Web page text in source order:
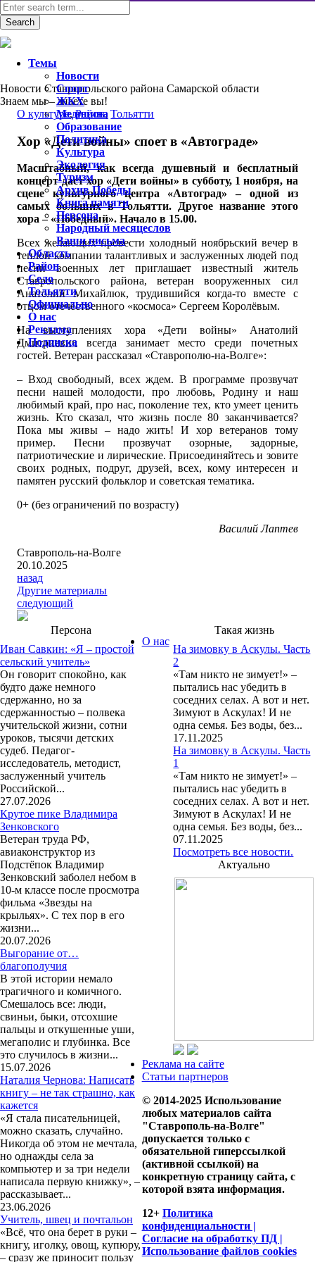
Новости Ставропольского района Самарской области
Знаем мы – знаете вы!
О культуре,Район,Тольятти
Хор «Дети войны» споет в «Автограде»
Масштабный, как всегда душевный и бесплатный
концерт даст хор «Дети войны» в субботу, 1 ноября, на
сцене культурного центра «Автоград» – одной из
самых больших в Тольятти. Другое название этого
хора – «Победный». Начало в 15.00.
Всех желающих провести холодный ноябрьский вечер в
теплой компании талантливых и заслуженных людей под
песни военных лет приглашает известный житель
Ставропольского района, ветеран вооруженных сил
Анатолий Михайлюк, трудившийся когда-то вместе с
отцом отечественного «космоса» Сергеем Королёвым.
На выступлениях хора «Дети войны» Анатолий
Дмитриевич всегда занимает место среди почетных
гостей. Ветеран рассказал «Ставрополю-на-Волге»:
– Вход свободный, всех ждем. В программе прозвучат
песни нашей молодости, про любовь, Родину и наш
любимый край, про нас, поколение тех, кто умеет ценить
жизнь. Кто сказал, что жизнь после 80 заканчивается?
Пока мы живы – надо жить! И хор ветеранов тому
пример. Песни прозвучат озорные, задорные,
патриотические и лирические. Присоединяйтесь и зовите
своих родных, подруг, друзей, всех, кому интересен и
памятен русский фольклор и советская тематика.
0+ (без ограничений по возрасту)
Василий Лаптев
Ставрополь-на-Волге
20.10.2025
назад
Другие материалы
следующий
Персона
Иван Савкин: «Я – простой
сельский учитель»
Он говорит спокойно, как
будто даже немного
сдержанно, но за
сдержанностью – полвека
учительской жизни, сотни
уроков, тысячи детских
судеб. Педагог-
исследователь, методист,
заслуженный учитель
Российской...
27.07.2026
Крутое пике Владимира
Зенковского
Ветеран труда РФ,
авиаконструктор из
Подстёпок Владимир
Зенковский заболел небом в
10-м классе после просмотра
фильма «Звезды на
крыльях». С тех пор в его
жизни...
20.07.2026
Выгорание от…
благополучия
В этой истории немало
трагичного и комичного.
Смешалось все: люди,
свиньи, быки, отсохшие
пальцы и откушенные уши,
мегаполис и глубинка. Все
это случилось в жизни...
15.07.2026
Наталия Чернова: Написать
книгу – не так страшно, как
кажется
«Я стала писательницей,
можно сказать, случайно.
Никогда об этом не мечтала,
но однажды села за
компьютер и за три недели
написала первую книжку», –
рассказывает...
23.06.2026
Учитель, швец и почтальон
«Всё, что она берет в руки –
книгу, иголку, овощ, купюру,
– сразу же приносит пользу
Такая жизнь
На зимовку в Аскулы. Часть
2
«Там никто не зимует!» –
пытались нас убедить в
соседних селах. А вот и нет.
Зимуют в Аскулах! И не
одна семья. Без воды, без...
17.11.2025
На зимовку в Аскулы. Часть
1
«Там никто не зимует!» –
пытались нас убедить в
соседних селах. А вот и нет.
Зимуют в Аскулах! И не
одна семья. Без воды, без...
07.11.2025
Посмотреть все новости.
Актуально
О нас
Реклама на сайте
Статьи партнеров
© 2014-2025 Использование
любых материалов сайта
"Ставрополь-на-Волге"
допускается только с
обязательной гиперссылкой
(активной ссылкой) на
конкретную страницу сайта, с
которой взята информация.
12+ Политика
конфиденциальности |
Согласие на обработку ПД |
Использование файлов cookies
Темы
Новости
Спорт
ЖКХ
Медицина
Образование
Политика
Культура
Экология
Туризм
Архив Победы
Книга памяти
Персона
Народный месяцеслов
Ваши письма
Область
Район
Село
Тольятти
Официально
О нас
Реклама
Подписка